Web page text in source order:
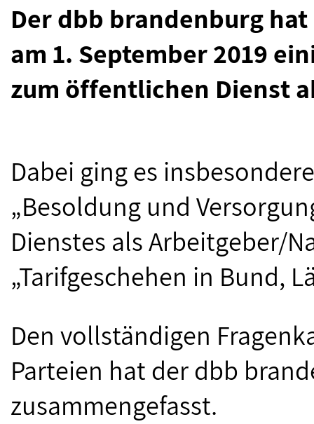
Der dbb brandenburg
am 1. September 2019
zum öffentlichen Dienst
Dabei ging es
„Besoldung und
Dienstes als Arbeitgeber/
„Tarifgeschehen in Bund,
Den vollständigen
Parteien hat der dbb
zusammengefasst.